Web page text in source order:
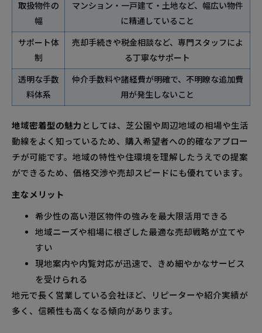
取扱物件の
幅
マンション・一戸建て・土地など、幅広い物件
に精通していること
サポート体
制
売却手続きや税金相談など、専門スタッフによ
る丁寧なサポート
透明な手数
料体系
仲介手数料や諸経費が明確で、不明瞭な追加費
用が発生しないこと
地域密着型の魅力 としては、芝公園や周辺地域の相場や生活
動線をよく知っているため、購入希望者への的確なアプロー
チが可能です。地域の特性や住環境を理解したうえでの提案
ができるため、価格交渉や売却スピードにも優れています。
主なメリット
希少性の高い港区物件の強みを最大限活用できる
地域ニーズや相場に根ざした最適な売却戦略が立てや
すい
現地案内や内覧対応が迅速で、きめ細やかなサービス
を受けられる
地元で長く営業している会社ほど、リピーターや紹介実績が
多く、信頼性も高くなる傾向があります。